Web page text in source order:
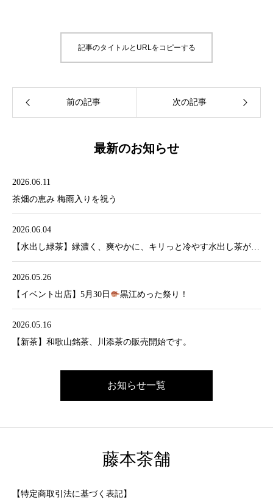
記事のタイトルとURLをコピーする
最新のお知らせ
2026.06.11
茶畑の恵み 梅雨入りを祝う
2026.06.04
【水出し緑茶】緑濃く、爽やかに、キリっと冷やす水出し茶が販売開始です。
2026.05.26
【イベント出店】5月30日
黒江めった祭り！
2026.05.16
【新茶】和歌山銘茶、川添茶の販売開始です。
お知らせ一覧
藤本茶舗
【特定商取引法に基づく表記】